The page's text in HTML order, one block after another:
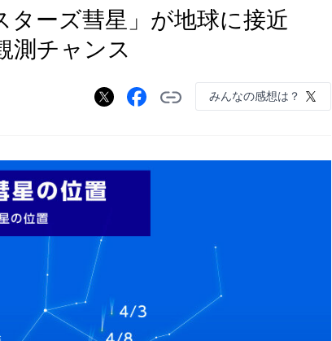
ターズ彗星」が地球に接近
チャンス
みんなの感想は？